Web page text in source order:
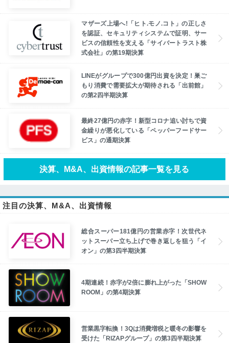
マザーズ上場へ!「ヒト.モノ.コト」の正しさ
を認証、セキュリティシステムで証明、サー
ビスの信頼性を支える「サイバートラスト株
式会社」の第19期決算
LINEがグループで300億円出資を決定！巣ご
もり消費で需要拡大が期待される「出前館」
の第2四半期決算
最終27億円の赤字！新型コロナ追い討ちで資
金繰りが悪化している「ペッパーフードサー
ビス」の通期決算
決算、M&A、出資情報の記事一覧を見る
注目の決算、M&A、出資情報
総合スーパー181億円の営業赤字！次世代ネ
ットスーパー立ち上げで巻き返しを狙う「イ
オン」の第3四半期決算
4期連続！赤字が2倍に膨れ上がった「SHOW
ROOM」の第4期決算
営業黒字転換！3Qは消費増税と暖冬の影響を
受けた「RIZAPグループ」の第3四半期決算